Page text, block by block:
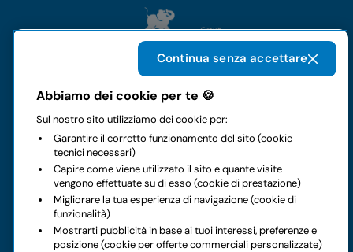
Il gruppo
Noleggi
Business
Contatti
Abbiamo dei cookie per te 🍪
Sul nostro sito utilizziamo dei cookie per:
Garantire il corretto funzionamento del sito (cookie
tecnici necessari)
Capire come viene utilizzato il sito e quante visite
vengono effettuate su di esso (cookie di prestazione)
Migliorare la tua esperienza di navigazione (cookie di
funzionalità)
Mostrarti pubblicità in base ai tuoi interessi, preferenze e
posizione (cookie per offerte commerciali personalizzate)
Continua senza accettare